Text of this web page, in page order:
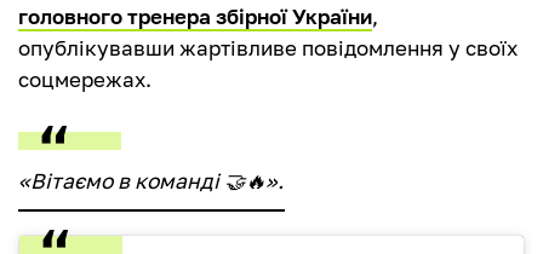
головного тренера збірної України,
опублікувавши жартівливе повідомлення у своїх
соцмережах.
«Вітаємо в команді 🤝🔥».